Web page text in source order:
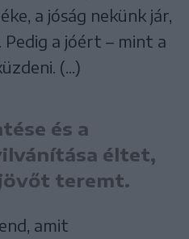
a jóság nekünk jár,
a jóért – mint a
(...)
és a
éltet,
teremt.
amit